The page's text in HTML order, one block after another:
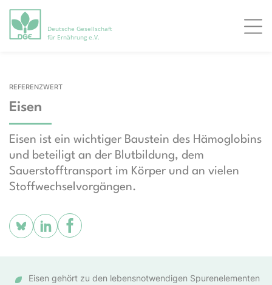
Deutsche Gesellschaft
für Ernährung e.V.
REFERENZWERT
Eisen
Eisen ist ein wichtiger Baustein des Hämoglobins
und beteiligt an der Blutbildung, dem
Sauerstofftransport im Körper und an vielen
Stoffwechselvorgängen.
Eisen gehört zu den lebensnotwendigen Spurenelementen